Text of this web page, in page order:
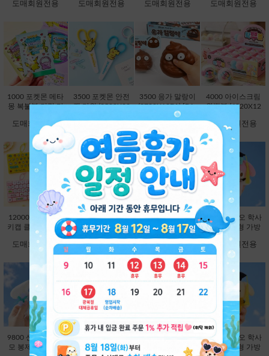
도매회원전용 도매회원전용
[D1-132242]
도매회원전용
(1500X36EA) [C1-
도매회원전용
1000 포켓몬 메타
몽 복불복 키링 마
00X60EA) [C1-13
2204]
도매회원전용
3500 포켓몬 안전
캡 가위 (3500X20
3500 응가 말랑이
(3780X12EA) [B1-
593354]
4000 아이스크림
왁뿌볼 (4320X12
도매회원전용
12000 26구 대왕
키캡 클리커 키링-
랜덤 [C2-913191]
도매회원전용
12000 대왕 딸깍
이 키캡 키링 26
구-랜덤 [C2-8251
63]
도매회원전용
9800 산리오 학사
모 봉제인형 가방
티 [B2-083173]
도매회원전용
9800 산리오 학사
모 봉제인형 가방
고리 13cm-마이멜
로디 [B2-083180]
도매회원전용
9800 산리오 학사
모 봉제인형 가방
9800 산리오 학사
모 봉제인형 가방
9800 산리오 학사
모 봉제인형 가방
9800 산리오 학사
모 봉제인형 가방